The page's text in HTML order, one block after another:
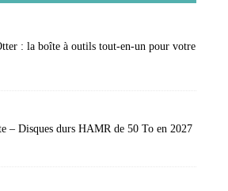
: la boîte à outils tout-en-un pour votre
– Disques durs HAMR de 50 To en 2027